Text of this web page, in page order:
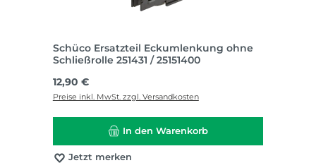
Schüco Ersatzteil Eckumlenkung ohne
Schließrolle 251431 / 25151400
Regulärer Preis:
12,90 €
Preise inkl. MwSt. zzgl. Versandkosten
In den Warenkorb
Jetzt merken